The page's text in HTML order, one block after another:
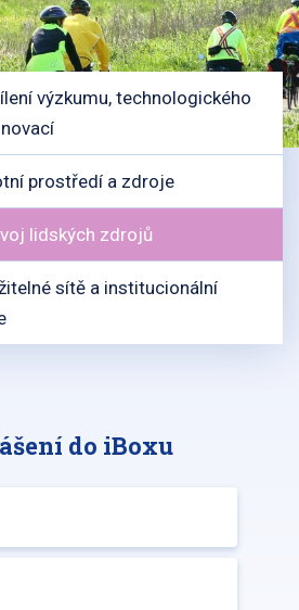
výzkumu, technologického
prostředí a zdroje
lidských zdrojů
sítě a institucionální
do iBoxu